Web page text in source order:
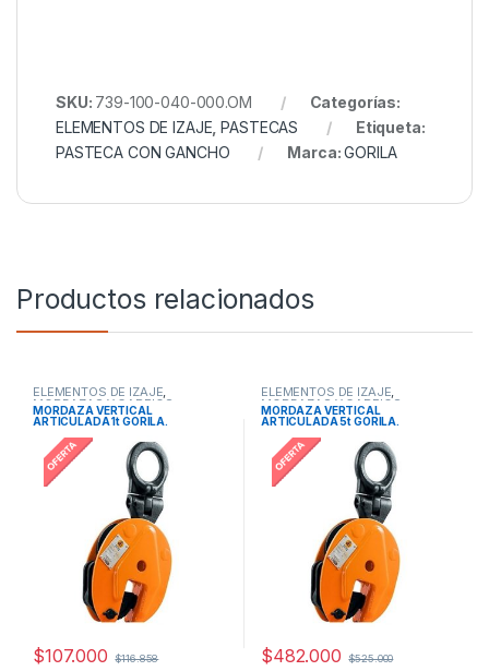
SKU: 739-100-040-000.OM
Categorías:
ELEMENTOS DE IZAJE ,PASTECAS
Etiqueta:
PASTECA CON GANCHO
Marca:GORILA
Productos relacionados
ELEMENTOS DE IZAJE,
MORDAZAS Y GARFIOS
MORDAZA VERTICAL
ARTICULADA 1t GORILA.
$107.000 $116.858
ELEMENTOS DE IZAJE,
MORDAZAS Y GARFIOS
MORDAZA VERTICAL
ARTICULADA 5t GORILA.
$482.000 $525.000